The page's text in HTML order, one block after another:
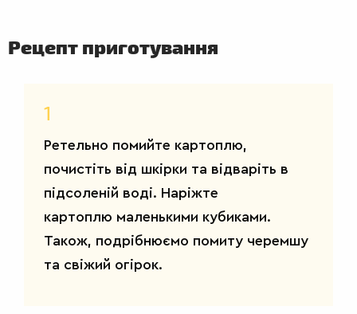
СТРАВИ
Рецепт приготування
1
Ретельно помийте картоплю,
почистіть від шкірки та відваріть в
підсоленій воді. Наріжте
картоплю маленькими кубиками.
Також, подрібнюємо помиту черемшу
та свіжий огірок.